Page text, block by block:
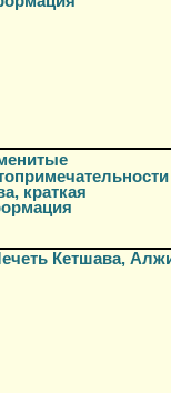
краткая